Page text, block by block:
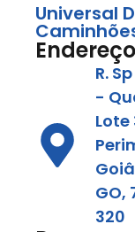
Universal
R.
-
Lote
GO,
320